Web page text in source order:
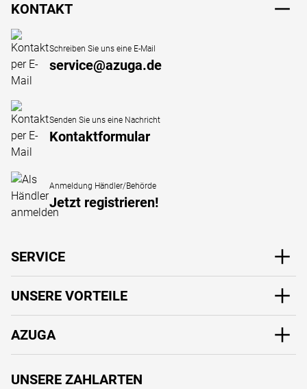
KONTAKT
Schreiben Sie uns eine E-Mail
service@azuga.de
Senden Sie uns eine Nachricht
Kontaktformular
Anmeldung Händler/Behörde
Jetzt registrieren!
SERVICE
UNSERE VORTEILE
AZUGA
UNSERE ZAHLARTEN